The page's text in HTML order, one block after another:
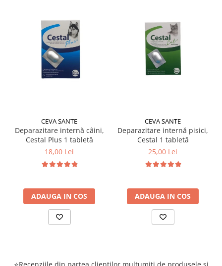
CEVA SANTE
Deparazitare internă câini,
Cestal Plus 1 tabletă
18,00 Lei
ADAUGA IN COS
CEVA SANTE
Deparazitare internă pisici,
Cestal 1 tabletă
25,00 Lei
ADAUGA IN COS